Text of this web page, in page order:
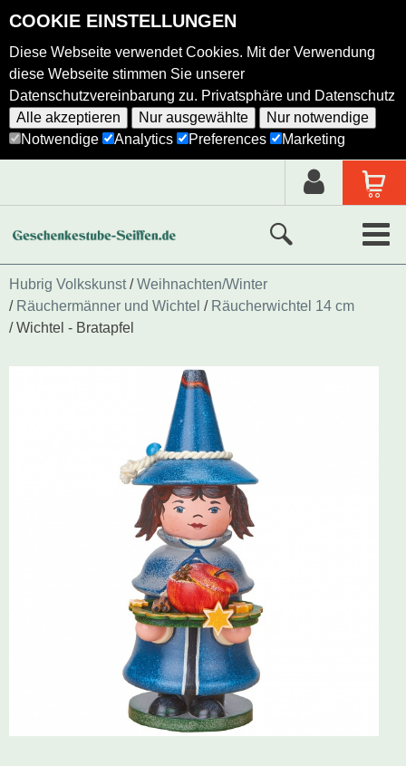
COOKIE EINSTELLUNGEN
Diese Webseite verwendet Cookies. Mit der Verwendung
diese Webseite stimmen Sie unserer
Datenschutzvereinbarung zu. Privatsphäre und Datenschutz
Alle akzeptieren
Nur ausgewählte
Nur notwendige
Notwendige
Analytics Preferences Marketing
Neue Produkte
Ausgewählte Produkte
Alle Produkte
Holzkunst nach Hersteller
Hubrig Volkskunst
Weihnachten/Winter
Räuchermänner und Wichtel
Räucherwichtel 14 cm
Wichtel - Bratapfel